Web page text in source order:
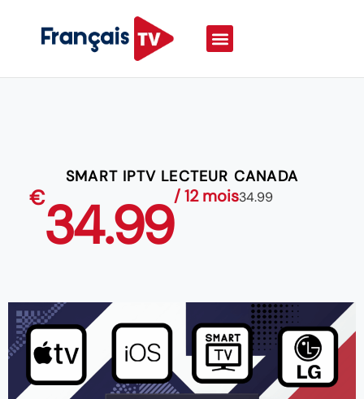
SMART IPTV LECTEUR CANADA
€34.99/ 12 mois34.99